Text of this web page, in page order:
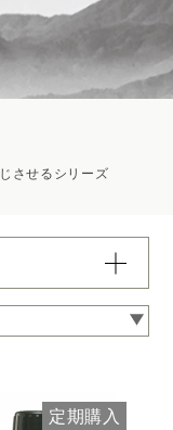
させるシリーズ
ださい
定期購入